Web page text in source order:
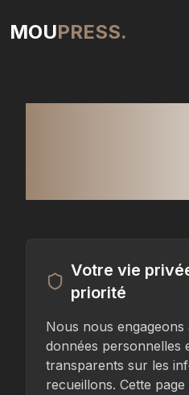
MOUPRESS.
Votre vie
priorité
Nous nous
données personnelles
transparents sur les
recueillons. Cette page